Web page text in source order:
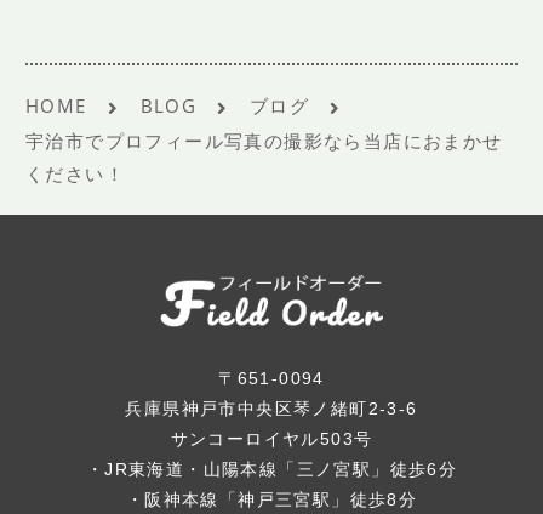
HOME BLOG
ブログ
宇治市でプロフィール写真の撮影なら当店におまかせ
ください！
〒651-0094
兵庫県神戸市中央区琴ノ緒町2-3-6
サンコーロイヤル503号
・JR東海道・山陽本線「三ノ宮駅」徒歩6分
・阪神本線「神戸三宮駅」徒歩8分